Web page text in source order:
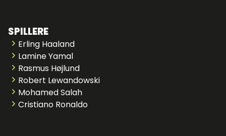
SPILLERE
Erling Haaland
Lamine Yamal
Rasmus Højlund
Robert Lewandowski
Mohamed Salah
Cristiano Ronaldo